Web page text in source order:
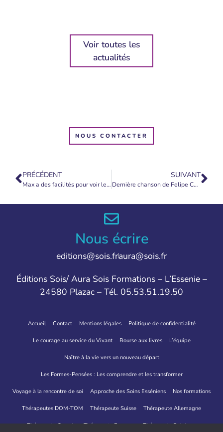
Voir toutes les
actualités
NOUS CONTACTER
PRÉCÉDENT
Max a des facilités pour voir les Esprits de la Nature et les photographier
SUIVANT
Dernière chanson de Felipe Cante: “Cœurs Souverains”
Nous écrire
editions@sois.fraura@sois.fr
Éditions Sois/ Aura Sois Formations – L’Essenie –
24580 Plazac – Tél. 05.53.51.19.50
Accueil Contact Mentions légales Politique de confidentialité
Le courage au service du Vivant Bourse aux livres L’équipe
Naître à la vie vers un nouveau départ
Les Formes-Pensées : Les comprendre et les transformer
Voyage à la rencontre de soi Approche des Soins Esséniens Nos formations
Thérapeutes DOM-TOM Thérapeute Suisse Thérapeute Allemagne
Thérapeute Canada Thérapeute Espagne Thérapeute Belgique